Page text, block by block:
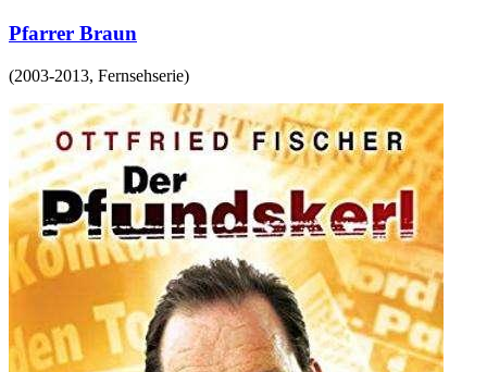
Pfarrer Braun
(2003-2013, Fernsehserie)